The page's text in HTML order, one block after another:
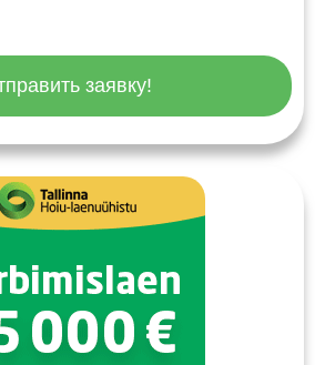
заявку!